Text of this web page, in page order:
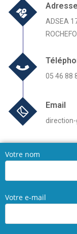
Adresse
ADSEA
05 46 88
Email
Votre nom
Votre e-mail